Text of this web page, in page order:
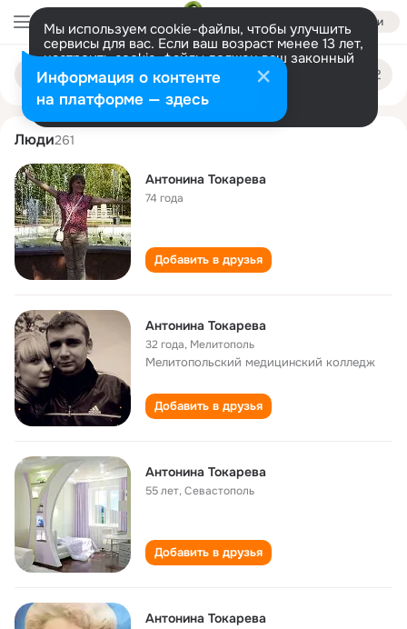
Войти
Мы используем cookie-файлы, чтобы улучшить
сервисы для вас. Если ваш возраст менее 13 лет,
настроить cookie-файлы должен ваш законный
представитель. Больше информации
Разрешить все Настроить
Поиск
людям
antonina tokareva
Люди261
Антонина Токарева
74 года
Добавить в друзья
Антонина Токарева
32 года, Мелитополь
Мелитопольский медицинский колледж
Добавить в друзья
Антонина Токарева
55 лет,Севастополь
Добавить в друзья
Антонина Токарева
Информация о контенте
на платформе — здесь